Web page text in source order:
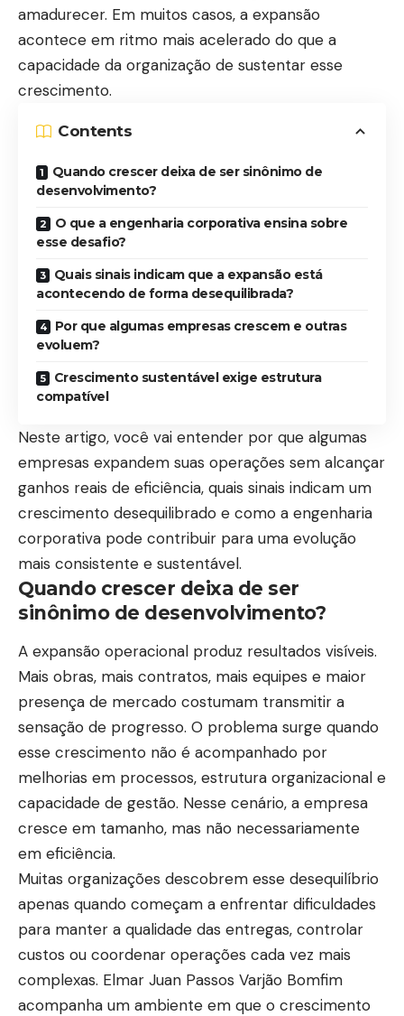
amadurecer. Em muitos casos, a expansão
acontece em ritmo mais acelerado do que a
capacidade da organização de sustentar esse
crescimento.
Contents
Quando crescer deixa de ser sinônimo de
desenvolvimento?
O que a engenharia corporativa ensina sobre
esse desafio?
Quais sinais indicam que a expansão está
acontecendo de forma desequilibrada?
Por que algumas empresas crescem e outras
evoluem?
Crescimento sustentável exige estrutura
compatível
Neste artigo, você vai entender por que algumas
empresas expandem suas operações sem alcançar
ganhos reais de eficiência, quais sinais indicam um
crescimento desequilibrado e como a engenharia
corporativa pode contribuir para uma evolução
mais consistente e sustentável.
Quando crescer deixa de ser
sinônimo de desenvolvimento?
A expansão operacional produz resultados visíveis.
Mais obras, mais contratos, mais equipes e maior
presença de mercado costumam transmitir a
sensação de progresso. O problema surge quando
esse crescimento não é acompanhado por
melhorias em processos, estrutura organizacional e
capacidade de gestão. Nesse cenário, a empresa
cresce em tamanho, mas não necessariamente
em eficiência.
Muitas organizações descobrem esse desequilíbrio
apenas quando começam a enfrentar dificuldades
para manter a qualidade das entregas, controlar
custos ou coordenar operações cada vez mais
complexas. Elmar Juan Passos Varjão Bomfim
acompanha um ambiente em que o crescimento